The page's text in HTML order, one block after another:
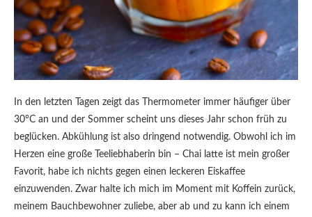
In den letzten Tagen zeigt das Thermometer immer häufiger über
30°C an und der Sommer scheint uns dieses Jahr schon früh zu
beglücken. Abkühlung ist also dringend notwendig. Obwohl ich im
Herzen eine große Teeliebhaberin bin – Chai latte ist mein großer
Favorit, habe ich nichts gegen einen leckeren Eiskaffee
einzuwenden. Zwar halte ich mich im Moment mit Koffein zurück,
meinem Bauchbewohner zuliebe, aber ab und zu kann ich einem